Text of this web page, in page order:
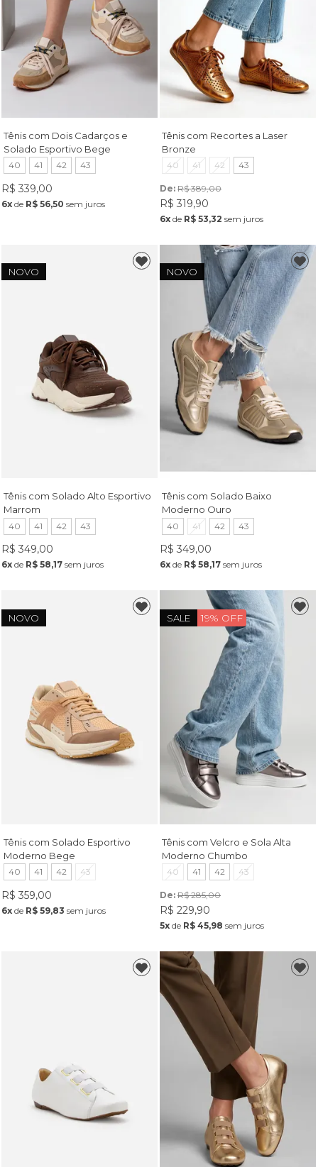
Tênis com Dois Cadarços e
Solado Esportivo Bege
40 41 42 43
R$ 339,00
6xde R$ 56,50 sem juros
Tênis com Recortes a Laser
Bronze
40 41 42 43
De: R$ 389,00
R$ 319,90
6x de R$ 53,32 sem juros
NOVO
Tênis com Solado Alto Esportivo
Marrom
40 41 42 43
R$ 349,00
6xde R$ 58,17sem juros
NOVO
Tênis com Solado Baixo
Moderno Ouro
40 41 42 43
R$ 349,00
6x de R$ 58,17 sem juros
NOVO
Tênis com Solado Esportivo
Moderno Bege
40 41 42 43
R$ 359,00
6xde R$ 59,83 sem juros
SALE 19% OFF
Tênis com Velcro e Sola Alta
Moderno Chumbo
40 41 42 43
De: R$ 285,00
R$ 229,90
5x de R$ 45,98 sem juros